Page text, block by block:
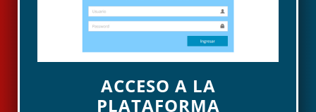
ACCESO A LA
PLATAFORMA